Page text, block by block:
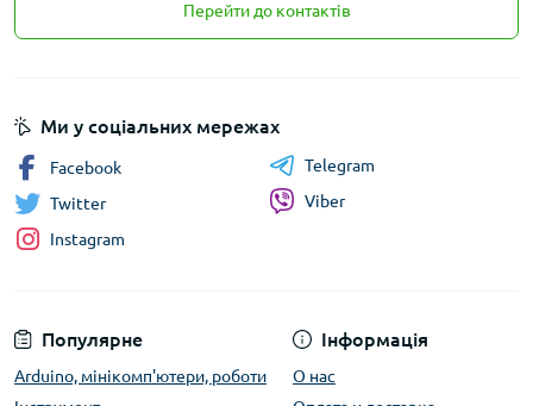
Перейти до контактів
Популярне
Arduino, мінікомп'ютери, роботи
Інформація
О нас
Ми у соціальних мережах
Facebook
Twitter
Instagram
Telegram
Viber